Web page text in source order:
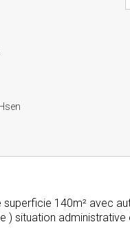
140m² avec
) situation